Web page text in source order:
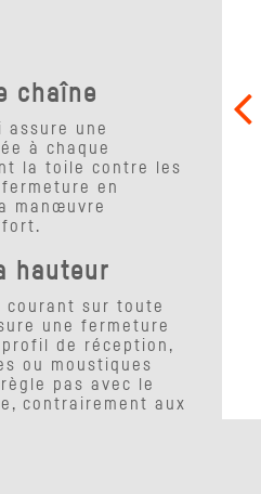
chaîne
assure une
à chaque
la toile contre les
en
manœuvre
hauteur
courant sur toute
une fermeture
de réception,
ou moustiques
pas avec le
contrairement aux